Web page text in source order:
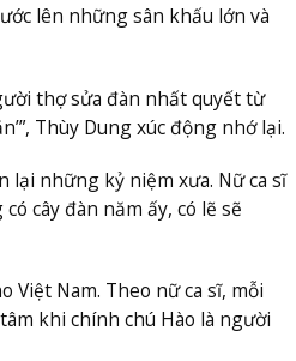
lên những sân khấu lớn và
thợ sửa đàn nhất quyết từ
Thùy Dung xúc động nhớ lại.
lại những kỷ niệm xưa. Nữ ca sĩ
cây đàn năm ấy, có lẽ sẽ
Nam. Theo nữ ca sĩ, mỗi
khi chính chú Hào là người